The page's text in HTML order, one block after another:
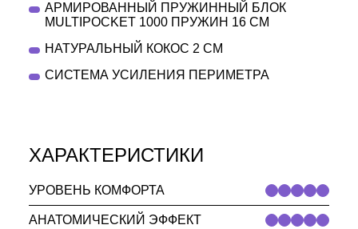
АРМИРОВАННЫЙ ПРУЖИННЫЙ БЛОК
MULTIPOCKET 1000 ПРУЖИН 16 СМ
НАТУРАЛЬНЫЙ КОКОС 2 СМ
СИСТЕМА УСИЛЕНИЯ ПЕРИМЕТРА
ХАРАКТЕРИСТИКИ
УРОВЕНЬ КОМФОРТА
АНАТОМИЧЕСКИЙ ЭФФЕКТ
коллекция ECRU